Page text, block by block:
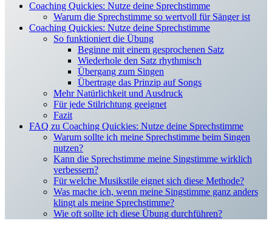
Coaching Quickies: Nutze deine Sprechstimme
Warum die Sprechstimme so wertvoll für Sänger ist
Coaching Quickies: Nutze deine Sprechstimme
So funktioniert die Übung
Beginne mit einem gesprochenen Satz
Wiederhole den Satz rhythmisch
Übergang zum Singen
Übertrage das Prinzip auf Songs
Mehr Natürlichkeit und Ausdruck
Für jede Stilrichtung geeignet
Fazit
FAQ zu Coaching Quickies: Nutze deine Sprechstimme
Warum sollte ich meine Sprechstimme beim Singen
nutzen?
Kann die Sprechstimme meine Singstimme wirklich
verbessern?
Für welche Musikstile eignet sich diese Methode?
Was mache ich, wenn meine Singstimme ganz anders
klingt als meine Sprechstimme?
Wie oft sollte ich diese Übung durchführen?